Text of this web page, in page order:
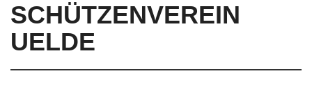
SCHÜTZENVEREIN
UELDE